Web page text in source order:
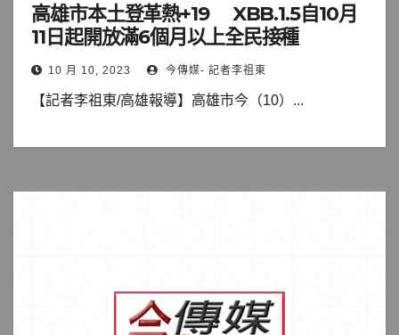
高雄市本土登革熱+19 XBB.1.5自10月
11日起開放滿6個月以上全民接種
10 月 10, 2023 今傳媒- 記者李祖東
【記者李祖東/高雄報導】高雄市今（10）...